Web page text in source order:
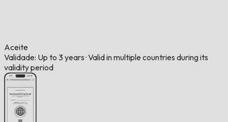
Aceite
Validade: Up to 3 years ·Valid in multiple countries during its
validity period